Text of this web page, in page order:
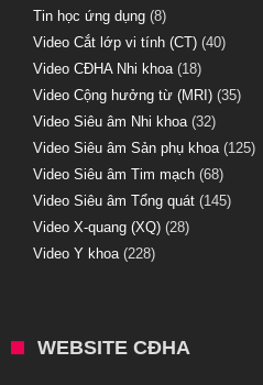
Tin học ứng dụng (8)
Video Cắt lớp vi tính (CT) (40)
Video CĐHA Nhi khoa(18)
Video Cộng hưởng từ (MRI) (35)
Video Siêu âm Nhi khoa(32)
Video Siêu âm Sản phụ khoa(125)
Video Siêu âm Tim mạch (68)
Video Siêu âm Tổng quát (145)
Video X-quang (XQ) (28)
Video Y khoa(228)
WEBSITE CĐHA